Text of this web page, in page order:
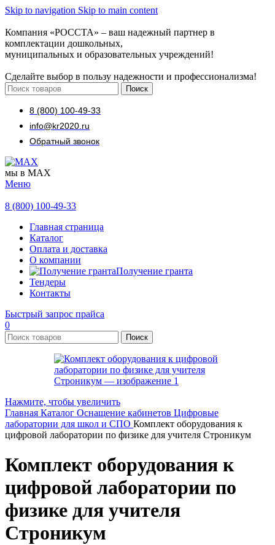
Skip to navigation Skip to main content
Компания «РОССТА» – ваш надежный партнер в
комплектации дошкольных,
муниципальных и образовательных учреждений!
Сделайте выбор в пользу надежности и профессионализма!
Поиск
8 (800) 100-49-33
info@kr2020.ru
Обратный звонок
мы в MAX
Меню
8 (800) 100-49-33
Главная страница
Каталог
Оплата и доставка
О компании
Получение гранта
Тендеры
Контакты
Быстрый запрос прайса
0
Поиск
Нажмите, чтобы увеличить
Главная Каталог Оснащение кабинетов Цифровые
лаборатории для школ и СПО Комплект оборудования к
цифровой лаборатории по физике для учителя Строникум
Комплект оборудования к
цифровой лаборатории по
физике для учителя
Строникум